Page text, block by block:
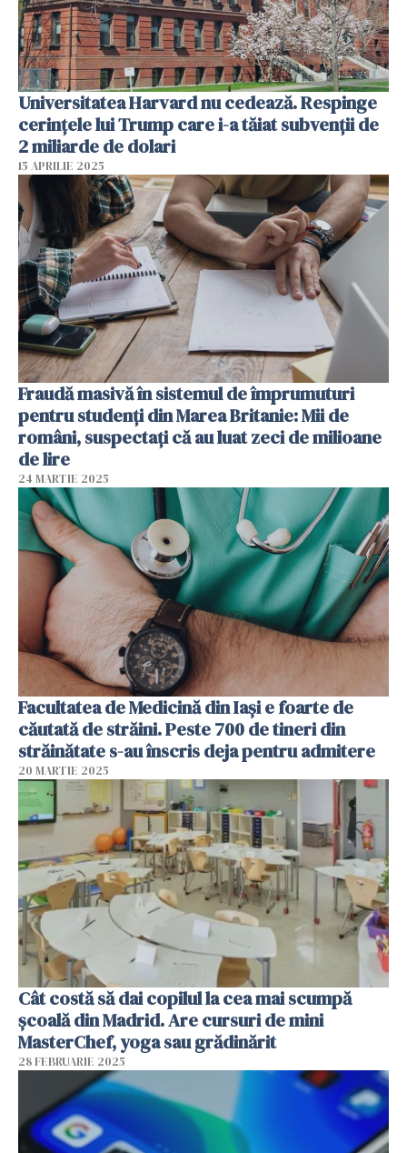
Universitatea Harvard nu cedează. Respinge
cerinţele lui Trump care i-a tăiat subvenţii de
2 miliarde de dolari
15 APRILIE 2025
Fraudă masivă în sistemul de împrumuturi
pentru studenți din Marea Britanie: Mii de
români, suspectați că au luat zeci de milioane
de lire
24 MARTIE 2025
Facultatea de Medicină din Iași e foarte de
căutată de străini. Peste 700 de tineri din
străinătate s-au înscris deja pentru admitere
20 MARTIE 2025
Cât costă să dai copilul la cea mai scumpă
școală din Madrid. Are cursuri de mini
MasterChef, yoga sau grădinărit
28 FEBRUARIE 2025